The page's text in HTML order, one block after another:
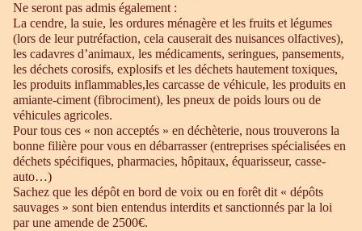
Ne seront pas admis également :
La cendre, la suie, les ordures ménagère et les fruits et légumes
(lors de leur putréfaction, cela causerait des nuisances olfactives),
les cadavres d’animaux, les médicaments, seringues, pansements,
les déchets corosifs, explosifs et les déchets hautement toxiques,
les produits inflammables,les carcasse de véhicule, les produits en
amiante-ciment (fibrociment), les pneux de poids lours ou de
véhicules agricoles.
Pour tous ces « non acceptés » en déchèterie, nous trouverons la
bonne filière pour vous en débarrasser (entreprises spécialisées en
déchets spécifiques, pharmacies, hôpitaux, équarisseur, casse-
auto…)
Sachez que les dépôt en bord de voix ou en forêt dit « dépôts
sauvages » sont bien entendus interdits et sanctionnés par la loi
par une amende de 2500€.